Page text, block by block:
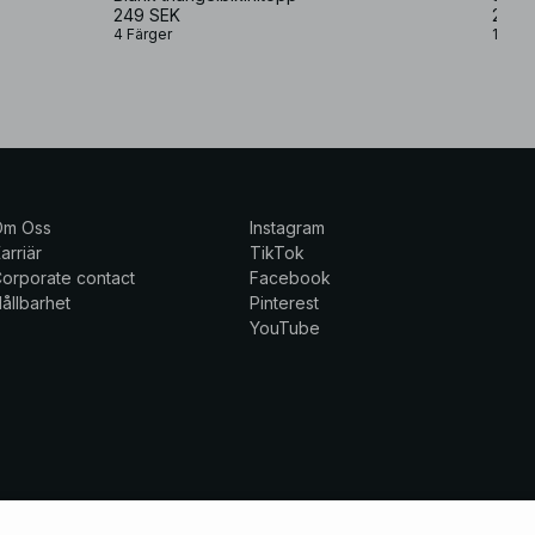
249 SEK
4 Färger
249
1 Färg
Oss
contact
Instagram
TikTok
Facebook
Pinterest
YouTube